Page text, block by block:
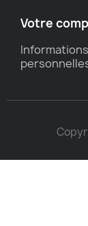
Votre
Informations